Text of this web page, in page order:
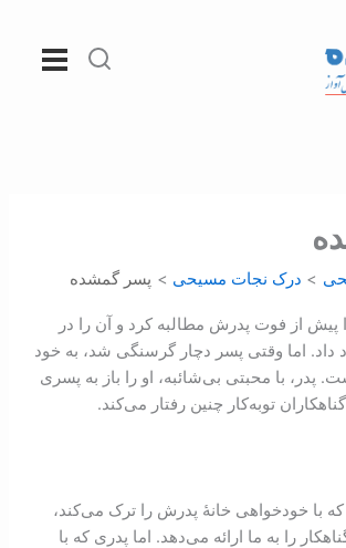
درک نجات مسيحی پسر گمشده
از فوت پدرش مطالبه کرد و آن را در
‌داد. اما وقتی پسر دچار گرسنگی شد، به خود
پدر، با محبتی بی‌شائبه، او را باز به پسری
توبه‌کار چنین رفتار می‌کند.
با خودخواهی خانۀ پدرش را ترک می‌کند،
را به ما ارائه می‌دهد. اما پدری که با